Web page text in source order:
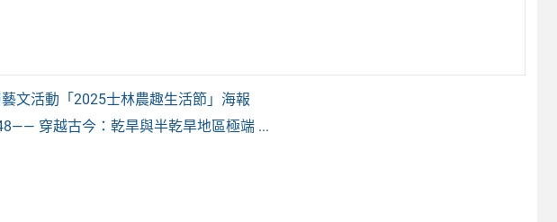
文活動「2025士林農趣生活節」海報
穿越古今：乾旱與半乾旱地區極端 ...